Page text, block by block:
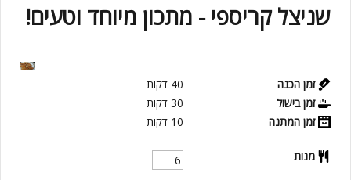
שניצל קריספי - מתכון מיוחד וטעים!
זמן הכנה 40 דקות
זמן בישול
30 דקות
זמן המתנה
10 דקות
מנות